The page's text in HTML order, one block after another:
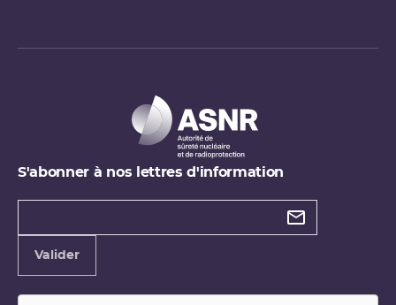
S'abonner à nos lettres d'information
Types de
Valider